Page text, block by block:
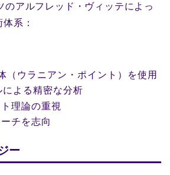
のアルフレッド・ヴィッテによっ
系：
（ウラニアン・ポイント）を使用
よる精密な分析
理論の重視
チを志向
ー